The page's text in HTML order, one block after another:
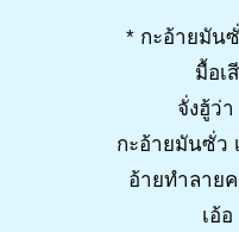
* กะอ้ายมัน
มื้อเ
จั่งฮู้ว่
กะอ้ายมันซั่ว
อ้ายทำลาย
เอ้